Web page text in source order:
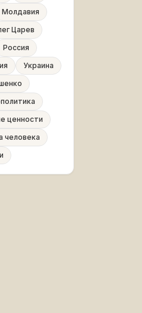
Молдавия
Царев
Россия
Украина
ценности
человека